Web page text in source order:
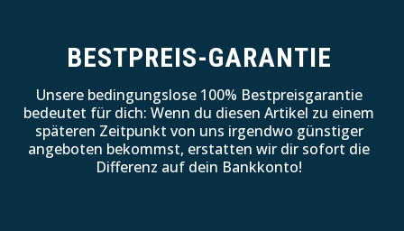
BESTPREIS-GARANTIE
Unsere bedingungslose 100% Bestpreisgarantie
bedeutet für dich: Wenn du diesen Artikel zu einem
späteren Zeitpunkt von uns irgendwo günstiger
angeboten bekommst, erstatten wir dir sofort die
Differenz auf dein Bankkonto!